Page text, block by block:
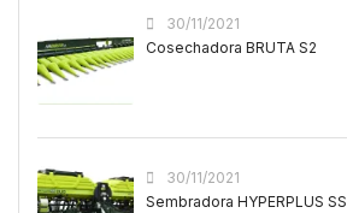
30/11/2021
Cosechadora BRUTA S2
30/11/2021
Sembradora HYPERPLUS SS